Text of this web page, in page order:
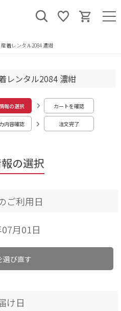
着レンタル2084 濃紺
の選択
レンタル2084 濃紺
報の選択 カートを確認
内容確認 注文完了
ご利用日
月01日
選び直す
け日